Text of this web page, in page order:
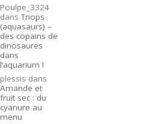
Poulpe_3324
dansTriops
(aquasaurs) –
des copains de
dinosaures
dans
l’aquarium !
plessis dans
Amande et
fruit sec : du
cyanure au
menu